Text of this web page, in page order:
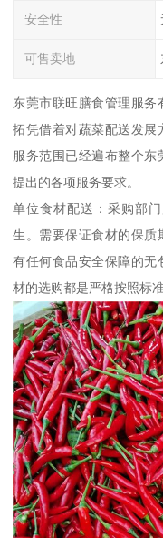
安全性
可售卖地
东莞市联旺膳食管理服务
拓凭借着对蔬菜配送发展
服务范围已经遍布整个东
提出的各项服务要求。
单位食材配送：采购部
生。需要保证食材的保质
有任何食品安全保障的无
材的选购都是严格按照标